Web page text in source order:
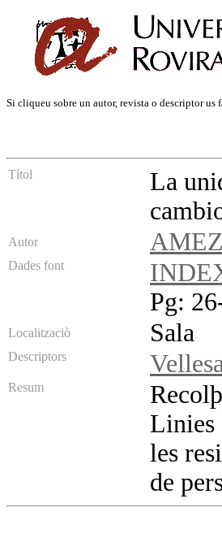
Si cliqueu sobre un autor, revista o descriptor us
Títol
La
Autor
Dades font
Pg:
Localitzaciò Sala
Descriptors
Resum
Linies
les
de